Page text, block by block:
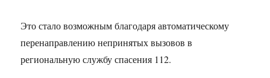
Это стало возможным благодаря автоматическому
перенаправлению непринятых вызовов в
региональную службу спасения 112.